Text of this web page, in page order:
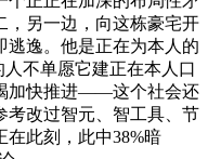
，另一边，向这栋豪宅开
逃逸。他是正在为本人的
不单愿它建正在本人口
加快推进——这个社会还
考改过智元、智工具、节
在此刻，此中38%暗